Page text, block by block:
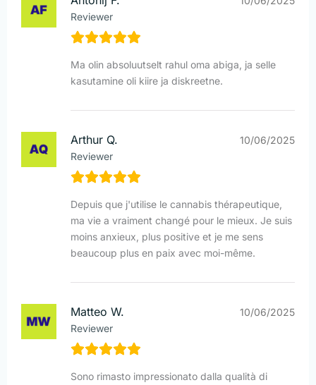
Reviewer
Ma olin absoluutselt rahul oma abiga, ja selle
kasutamine oli kiire ja diskreetne.
Arthur Q.
Reviewer
10/06/2025
Depuis que j'utilise le cannabis thérapeutique,
ma vie a vraiment changé pour le mieux. Je suis
moins anxieux, plus positive et je me sens
beaucoup plus en paix avec moi-même.
Matteo W.
Reviewer
10/06/2025
Sono rimasto impressionato dalla qualità di